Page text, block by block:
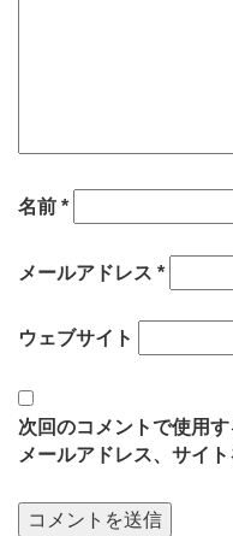
名前 *
メールアドレス *
ウェブサイト
次回のコメントで使用
メールアドレス、サイト